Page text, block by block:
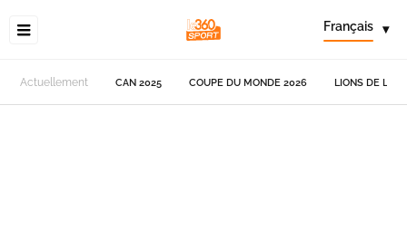
Français ▾
Actuellement CAN 2025 COUPE DU MONDE 2026 LIONS DE